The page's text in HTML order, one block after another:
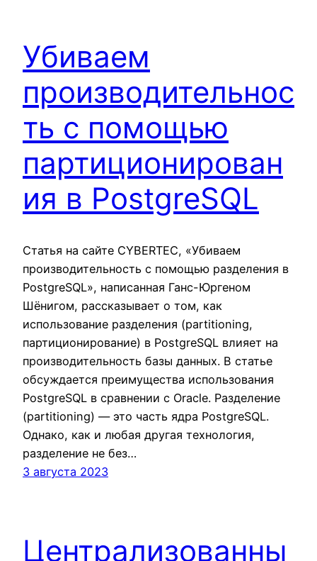
Убиваем
производительнос
ть с помощью
партиционирован
ия в PostgreSQL
Статья на сайте CYBERTEC, «Убиваем
производительность с помощью разделения в
PostgreSQL», написанная Ганс-Юргеном
Шёнигом, рассказывает о том, как
использование разделения (partitioning,
партиционирование) в PostgreSQL влияет на
производительность базы данных. В статье
обсуждается преимущества использования
PostgreSQL в сравнении с Oracle. Разделение
(partitioning) — это часть ядра PostgreSQL.
Однако, как и любая другая технология,
разделение не без…
3 августа 2023
Централизованны